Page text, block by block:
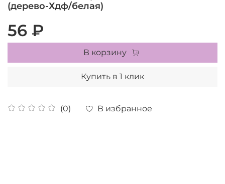
(дерево-Хдф/белая)
(0) В избранное
56 ₽
В корзину
Купить в 1 клик